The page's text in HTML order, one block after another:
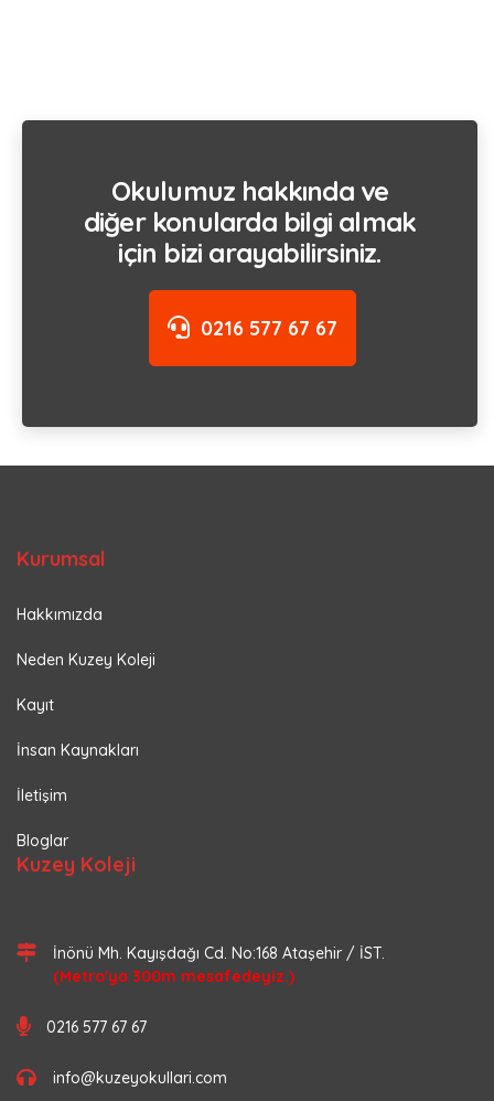
Okulumuz hakkında ve
diğer konularda bilgi almak
için bizi arayabilirsiniz.
0216 577 67 67
Kurumsal
Hakkımızda
Neden Kuzey Koleji
Kayıt
İnsan Kaynakları
İletişim
Bloglar
Kuzey Koleji
İnönü Mh. Kayışdağı Cd. No:168 Ataşehir / İST.
(Metro'ya 300m mesafedeyiz.)
0216 577 67 67
info@kuzeyokullari.com